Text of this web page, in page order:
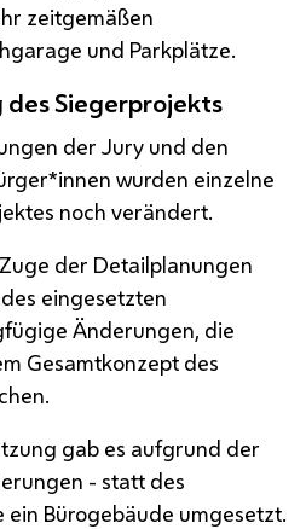
zeitgemäßen
und Parkplätze.
Siegerprojekts
der Jury und den
wurden einzelne
noch verändert.
der Detailplanungen
eingesetzten
Änderungen, die
Gesamtkonzept des
gab es aufgrund der
- statt des
Bürogebäude umgesetzt.